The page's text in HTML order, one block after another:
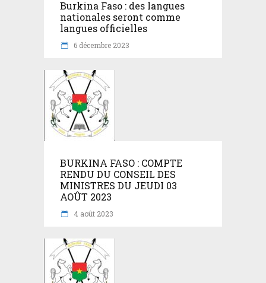
Burkina Faso : des langues
nationales seront comme
langues officielles
6 décembre 2023
BURKINA FASO : COMPTE
RENDU DU CONSEIL DES
MINISTRES DU JEUDI 03
AOÛT 2023
4 août 2023